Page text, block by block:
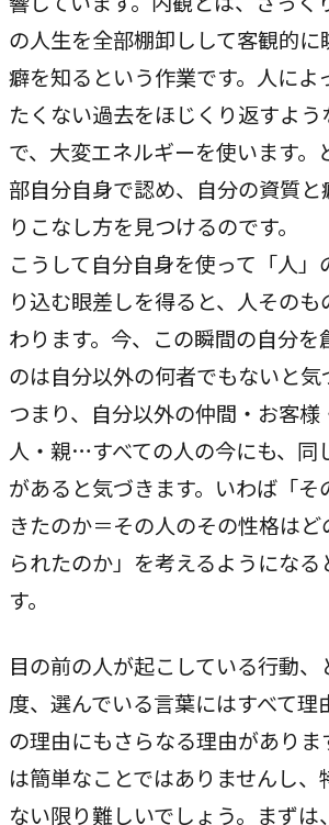
の人生を全部棚卸しして客観的に
癖を知るという作業です。人によ
たくない過去をほじくり返すよ
で、大変エネルギーを使います。
部自分自身で認め、自分の資質
りこなし方を見つけるのです。
こうして自分自身を使って「人
り込む眼差しを得ると、人その
わります。今、この瞬間の自分を
のは自分以外の何者でもないと気
つまり、自分以外の仲間・お客様
人・親…すべての人の今にも、同
があると気づきます。いわば「そ
きたのか＝その人のその性格は
られたのか」を考えるようになる
す。
目の前の人が起こしている行動、
度、選んでいる言葉にはすべて理
の理由にもさらなる理由がありま
は簡単なことではありませんし、
ない限り難しいでしょう。まずは